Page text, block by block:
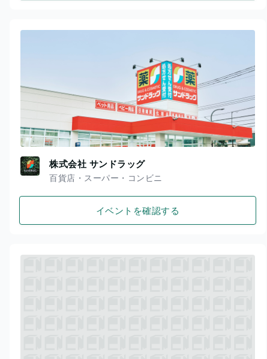
株式会社 サンドラッグ
百貨店・スーパー・コンビニ
イベントを確認する